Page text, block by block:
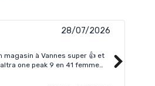
28/07/2026
magasin à Vannes super 👍 et
peak 9 en 41 femme